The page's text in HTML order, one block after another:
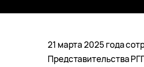
21 марта 2025 года
Представительства